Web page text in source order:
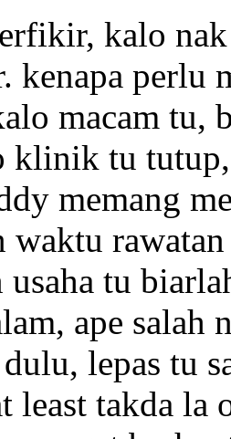
kalo
perlu
macam
klinik tu
memang
waktu
usaha tu
ape salah
lepas tu
least takda la